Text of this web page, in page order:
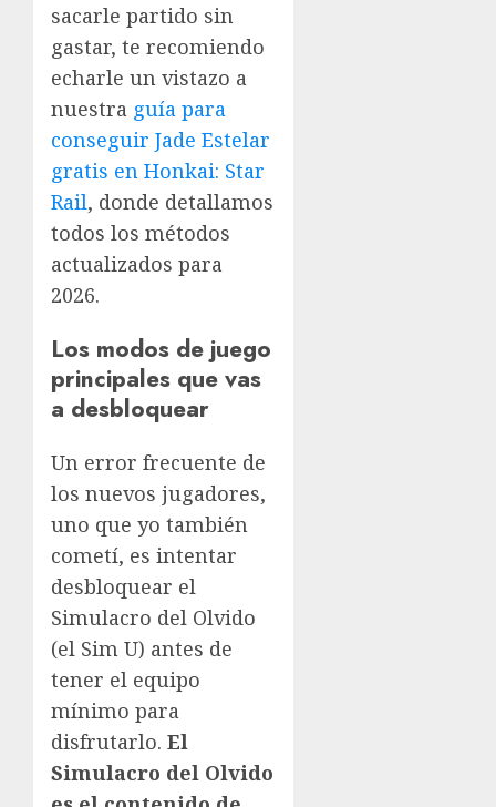
sacarle partido sin
gastar, te recomiendo
echarle un vistazo a
nuestra guía para
conseguir Jade Estelar
gratis en Honkai: Star
Rail, donde detallamos
todos los métodos
actualizados para
2026.
Los modos de juego
principales que vas
a desbloquear
Un error frecuente de
los nuevos jugadores,
uno que yo también
cometí, es intentar
desbloquear el
Simulacro del Olvido
(el Sim U) antes de
tener el equipo
mínimo para
disfrutarlo. El
Simulacro del Olvido